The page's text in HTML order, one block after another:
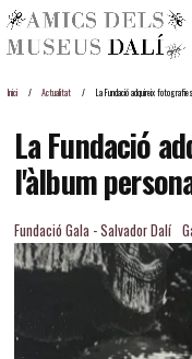
Inici Actualitat La Fundació adquireix
La Fundació
l'àlbum
Fundació Gala - Salvador Dalí